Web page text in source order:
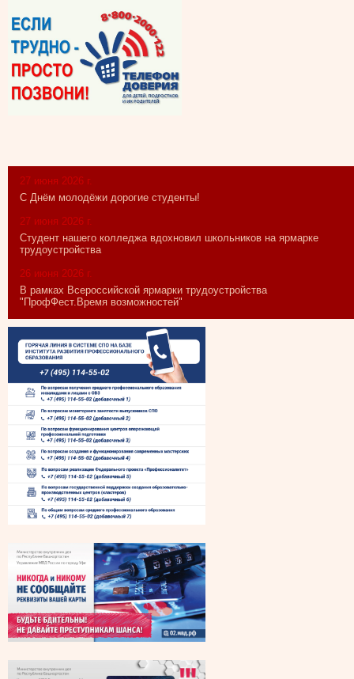
27 июня 2026 г.
С Днём молодёжи дорогие студенты!
27 июня 2026 г.
Студент нашего колледжа вдохновил школьников на ярмарке
трудоустройства
26 июня 2026 г.
В рамках Всероссийской ярмарки трудоустройства
"ПрофФест.Время возможностей"